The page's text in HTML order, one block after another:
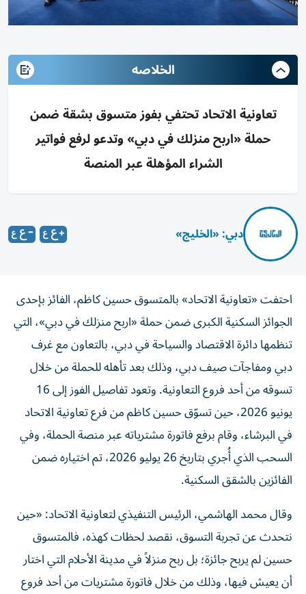
الخلاصه
تعاونية الاتحاد تحتفي بفوز متسوق بشقة ضمن
حملة «اربح منزلك في دبي» وتدعو لرفع فواتير
الشراء المؤهلة عبر المنصة
دبي: «الخليج»
احتفت «تعاونية الاتحاد» بالمتسوق حسين كاظم، الفائز بإحدى
الجوائز السكنية الكبرى ضمن حملة «اربح منزلك في دبي»، التي
تنظمها دائرة الاقتصاد والسياحة في دبي، بالتعاون مع غرف
دبي ومفاجآت صيف دبي، وذلك بعد تأهله للحملة من خلال
تسوقه من أحد فروع التعاونية. وتعود تفاصيل الفوز إلى 16
يونيو 2026، حين تسوّق حسين كاظم من فرع تعاونية الاتحاد
في البرشاء، وقام برفع فاتورة مشترياته عبر منصة الحملة، وفي
السحب الذي أُجري بتاريخ 26 يوليو 2026، تم اختياره ضمن
الفائزين بالشقق السكنية.
وقال محمد الهاشمي، الرئيس التنفيذي لتعاونية الاتحاد: «حين
نتحدث عن تجربة التسوق، نقصد لحظات كهذه، فالمتسوق
حسين لم يربح جائزة؛ بل ربح منزلاً في مدينة الأحلام التي اختار
أن يعيش فيها، وذلك من خلال فاتورة مشتريات من أحد فروع